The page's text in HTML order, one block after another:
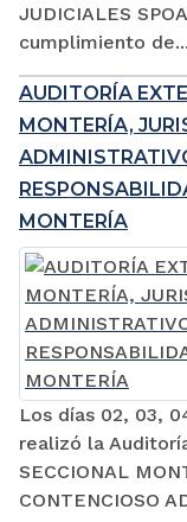
JUDICIALES
cumplimiento de...
AUDITORÍA
MONTERÍA,
MONTERÍA
Los días 02, 03,
realizó la
SECCIONAL
CONTENCIOSO